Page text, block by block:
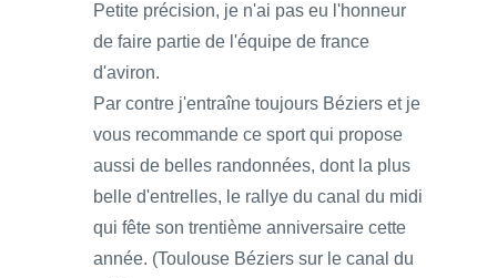
Petite précision, je n'ai pas eu l'honneur
de faire partie de l'équipe de france
d'aviron.
Par contre j'entraîne toujours Béziers et je
vous recommande ce sport qui propose
aussi de belles randonnées, dont la plus
belle d'entrelles, le rallye du canal du midi
qui fête son trentième anniversaire cette
année. (Toulouse Béziers sur le canal du